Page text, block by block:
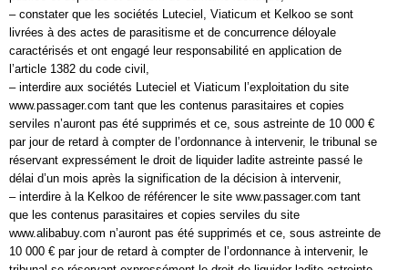
– constater que les sociétés Luteciel, Viaticum et Kelkoo se sont
livrées à des actes de parasitisme et de concurrence déloyale
caractérisés et ont engagé leur responsabilité en application de
l’article 1382 du code civil,
– interdire aux sociétés Luteciel et Viaticum l’exploitation du site
www.passager.com tant que les contenus parasitaires et copies
serviles n’auront pas été supprimés et ce, sous astreinte de 10 000 €
par jour de retard à compter de l’ordonnance à intervenir, le tribunal se
réservant expressément le droit de liquider ladite astreinte passé le
délai d’un mois après la signification de la décision à intervenir,
– interdire à la Kelkoo de référencer le site www.passager.com tant
que les contenus parasitaires et copies serviles du site
www.alibabuy.com n’auront pas été supprimés et ce, sous astreinte de
10 000 € par jour de retard à compter de l’ordonnance à intervenir, le